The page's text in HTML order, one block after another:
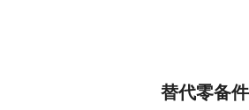
替代零备